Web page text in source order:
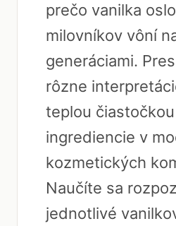
prečo vanilka
milovníkov vôní
generáciami.
rôzne
teplou
ingrediencie v
kozmetických
Naučíte sa
jednotlivé